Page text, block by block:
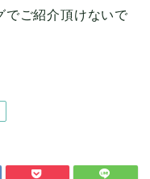
でご紹介頂けないで